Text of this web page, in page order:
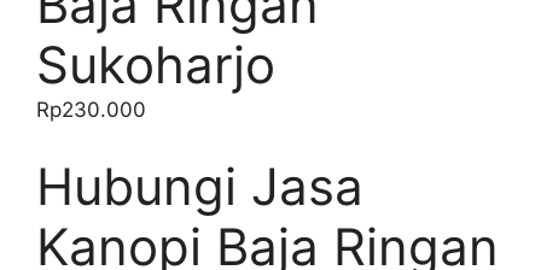
Sukoharjo
Rp230.000
Hubungi Jasa
Kanopi Baja Ringan